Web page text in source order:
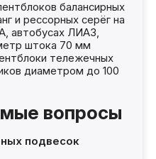
балансирных
и рессорных серёг на
автобусах ЛИАЗ,
штока 70 мм
тележечных
диаметром до 100
вопросы
подвесок